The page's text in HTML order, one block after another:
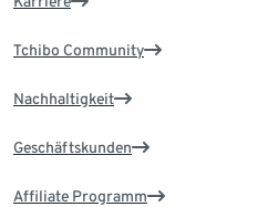
Tchibo Community
Nachhaltigkeit
Geschäftskunden
Affiliate Programm